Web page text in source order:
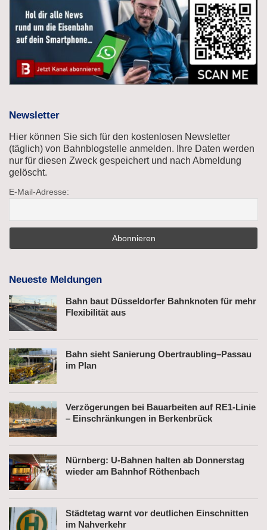
Newsletter
Hier können Sie sich für den kostenlosen Newsletter
(täglich) von Bahnblogstelle anmelden. Ihre Daten werden
nur für diesen Zweck gespeichert und nach Abmeldung
gelöscht.
E-Mail-Adresse:
Neueste Meldungen
Bahn baut Düsseldorfer Bahnknoten für mehr
Flexibilität aus
Bahn sieht Sanierung Obertraubling–Passau
im Plan
Verzögerungen bei Bauarbeiten auf RE1-Linie
– Einschränkungen in Berkenbrück
Nürnberg: U-Bahnen halten ab Donnerstag
wieder am Bahnhof Röthenbach
Städtetag warnt vor deutlichen Einschnitten
im Nahverkehr